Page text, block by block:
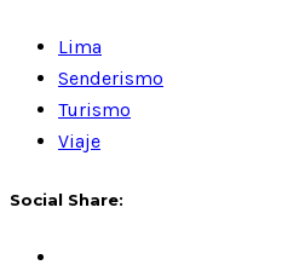
Lima
Senderismo
Turismo
Viaje
Social Share: